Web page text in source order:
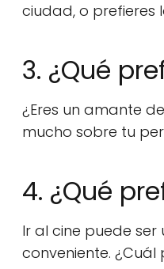
ciudad, o prefieres
3. ¿Qué
¿Eres un amante
mucho sobre tu
4. ¿Qué
Ir al cine puede
conveniente. ¿Cuál